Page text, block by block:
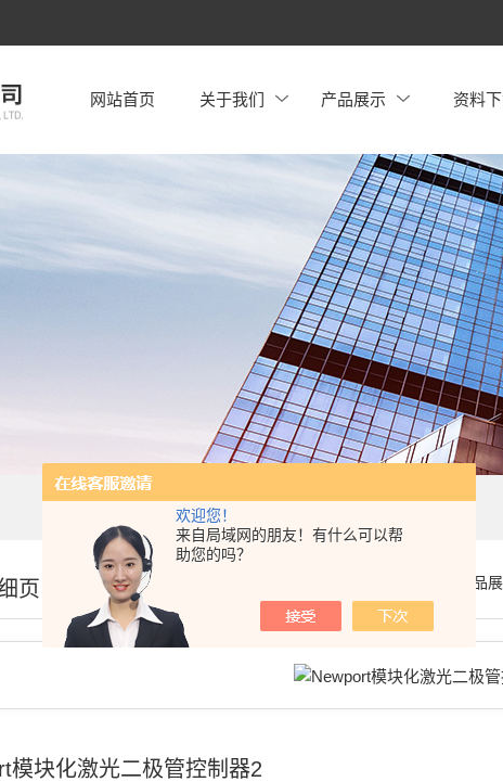
欢迎您！
来自局域网的朋友！有什么可以帮
助您的吗？
网站首页 关于我们 产品展示 资料
产品
页
模块化激光二极管控制器2